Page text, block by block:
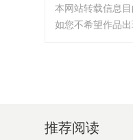
本网站转载信息
如您不希望作品
推荐阅读